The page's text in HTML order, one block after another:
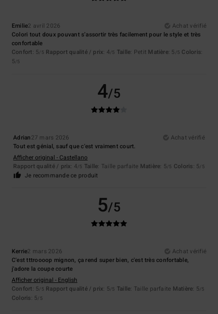
Emilie2 avril 2026
Achat vérifié
Colori tout doux pouvant s’assortir très facilement pour le style et très
confortable
Confort: 5/5 Rapport qualité / prix: 4/5 Taille: Petit Matière: 5 /5 Coloris:
5/5
4/5
Adrian27 mars 2026
Achat vérifié
Tout est génial, sauf que c'est vraiment court.
Afficher original - Castellano
Rapport qualité / prix: 4/5 Taille: Taille parfaite Matière: 5/5 Coloris: 5/5
Je recommande ce produit
5/5
Kerrie2 mars 2026
Achat vérifié
C'est tttroooop mignon, ça rend super bien, c'est très confortable,
j'adore la coupe courte
Afficher original - English
Confort: 5/5 Rapport qualité / prix: 5/5 Taille: Taille parfaite Matière: 5/5
Coloris: 5/5